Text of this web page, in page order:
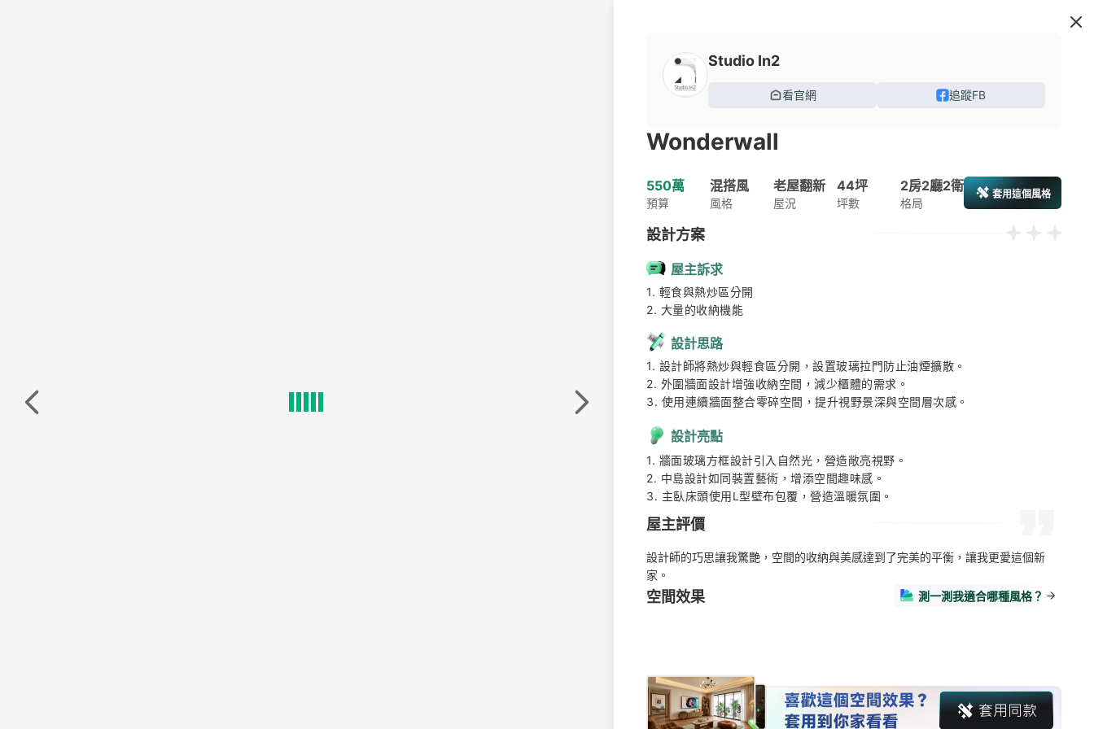
Studio In2
看官網 追蹤FB
Wonderwall
550萬
預算
混搭風
風格
老屋翻新
屋況
44坪
坪數
2房2廳2衛
格局
套用這個風格
設計方案
屋主訴求
1. 輕食與熱炒區分開
2. 大量的收納機能
設計思路
1. 設計師將熱炒與輕食區分開，設置玻璃拉門防止油煙擴散。
2. 外圍牆面設計增強收納空間，減少櫃體的需求。
3. 使用連續牆面整合零碎空間，提升視野景深與空間層次感。
設計亮點
1. 牆面玻璃方框設計引入自然光，營造敞亮視野。
2. 中島設計如同裝置藝術，增添空間趣味感。
3. 主臥床頭使用L型壁布包覆，營造溫暖氛圍。
屋主評價
設計師的巧思讓我驚艷，空間的收納與美感達到了完美的平衡，讓我更愛這個新
家。
空間效果 測一測我適合哪種風格？